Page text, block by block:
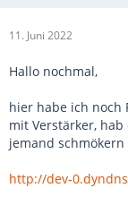
11. Juni 2022
Hallo nochmal,
hier habe ich noch
mit Verstärker,
jemand schmökern
http://dev-